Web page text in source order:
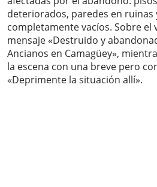
deteriorados, paredes en ruinas
completamente vacíos. Sobre el
mensaje «Destruido y
Ancianos en Camagüey»,
la escena con una breve pero
«Deprimente la situación allí».